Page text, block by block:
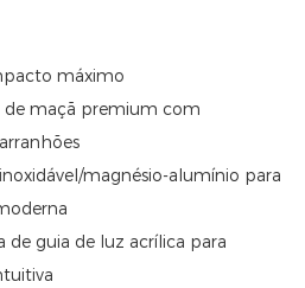
máximo
maçã premium com
magnésio-alumínio para
guia de luz acrílica para